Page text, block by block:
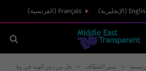
( الإنجليزية)
Français
( الفرنسية)
» منبر الشفّاف » هل من دور للهند في وقف الحرب الأوكرانية؟